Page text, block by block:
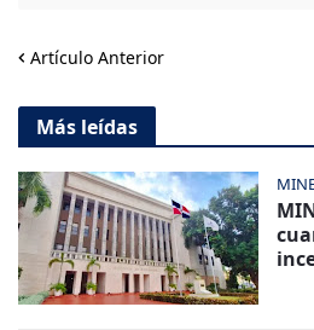
Artículo Anterior
Más leídas